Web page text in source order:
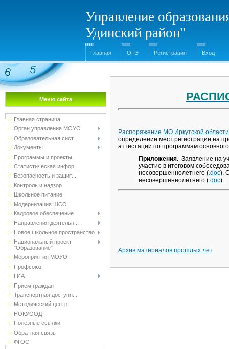
Управление
Удинский район"
Главная ОГЭ Регистрация Вход
Меню сайта
Главная страница
Орган управления МОУО
Образовательная сист...
Документы
Программы и проекты
Статистическая инфор...
Безопасность и защит...
Контроль и надзор
Школьное питание
Модернизация ШСО
Кадровое обеспечение
Направления деятельн...
Новое школьное пространство
Национальный проект
"Образование"
Мероприятия МОУО
Профсоюз
ГИА
Прием граждан
Транспортная доступн...
Методический центр
НОКУООД
Полезные ссылки
Обратная связь
ФГОС
Распоряжение МО Иркутской
определении мест регистрации на
аттестации по программам
Приложения. Заявление на
участие в итоговом
несовершеннолетнего (.doc).
несовершеннолетнего (.doc).
Архив материалов прошлых лет